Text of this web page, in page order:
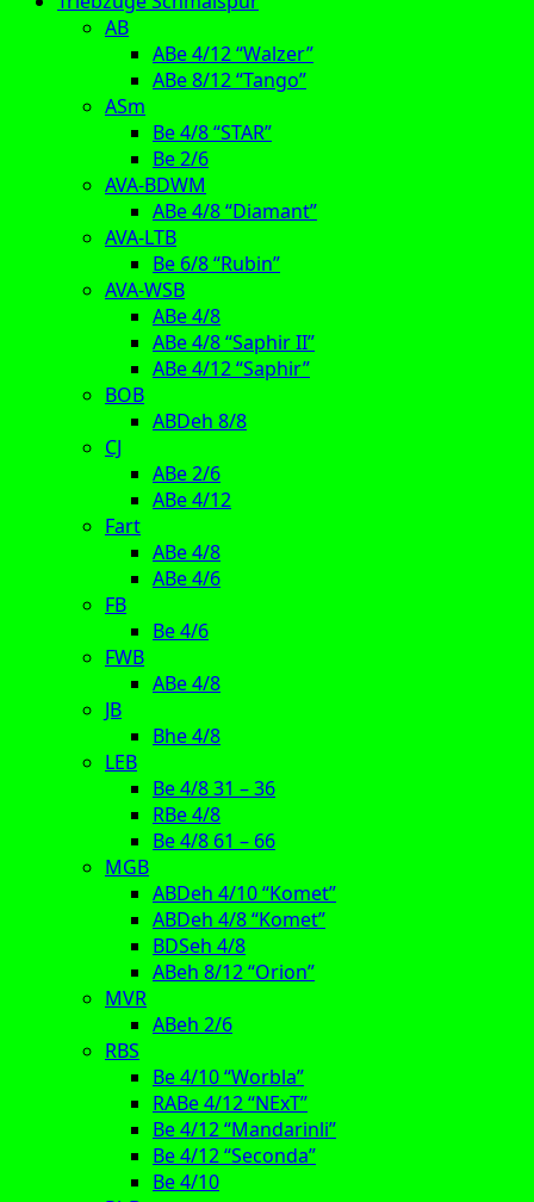
AB
ABe 4/12 “Walzer”
ABe 8/12 “Tango”
ASm
Be 4/8 “STAR”
Be 2/6
AVA-BDWM
ABe 4/8 “Diamant”
AVA-LTB
Be 6/8 “Rubin”
AVA-WSB
ABe 4/8
ABe 4/8 “Saphir II”
ABe 4/12 “Saphir”
BOB
ABDeh 8/8
CJ
ABe 2/6
ABe 4/12
Fart
ABe 4/8
ABe 4/6
FB
Be 4/6
FWB
ABe 4/8
JB
Bhe 4/8
LEB
Be 4/8 31 – 36
RBe 4/8
Be 4/8 61 – 66
MGB
ABDeh 4/10 “Komet”
ABDeh 4/8 “Komet”
BDSeh 4/8
ABeh 8/12 “Orion”
MVR
ABeh 2/6
RBS
Be 4/10 “Worbla”
RABe 4/12 “NExT”
Be 4/12 “Mandarinli”
Be 4/12 “Seconda”
Be 4/10